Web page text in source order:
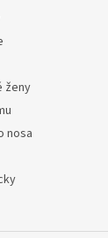
ženy
nosa